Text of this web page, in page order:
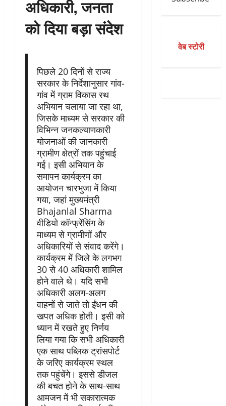
अधिकारी, जनता
को दिया बड़ा संदेश
पिछले 20 दिनों से राज्य
सरकार के निर्देशानुसार गांव-
गांव में ग्राम विकास रथ
अभियान चलाया जा रहा था,
जिसके माध्यम से सरकार की
विभिन्न जनकल्याणकारी
योजनाओं की जानकारी
ग्रामीण क्षेत्रों तक पहुंचाई
गई। इसी अभियान के
समापन कार्यक्रम का
आयोजन चारभुजा में किया
गया, जहां मुख्यमंत्री
Bhajanlal Sharma
वीडियो कॉन्फ्रेंसिंग के
माध्यम से ग्रामीणों और
अधिकारियों से संवाद करेंगे।
कार्यक्रम में जिले के लगभग
30 से 40 अधिकारी शामिल
होने वाले थे। यदि सभी
अधिकारी अलग-अलग
वाहनों से जाते तो ईंधन की
खपत अधिक होती। इसी को
ध्यान में रखते हुए निर्णय
लिया गया कि सभी अधिकारी
एक साथ पब्लिक ट्रांसपोर्ट
के जरिए कार्यक्रम स्थल
तक पहुंचेंगे। इससे डीजल
की बचत होने के साथ-साथ
आमजन में भी सकारात्मक
वेब स्टोरी